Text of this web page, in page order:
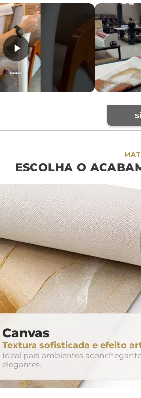
aproximada
160cm 200cm
280cm
conjunto
avulso
ESCOLHA O
Canvas
Textura sofisticada e efeito
Ideal para ambientes
elegantes.